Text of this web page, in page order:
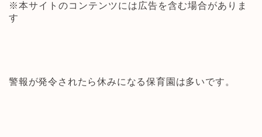
※本サイトのコンテンツには広告を含む場合がありま
す
警報が発令されたら休みになる保育園は多いです。